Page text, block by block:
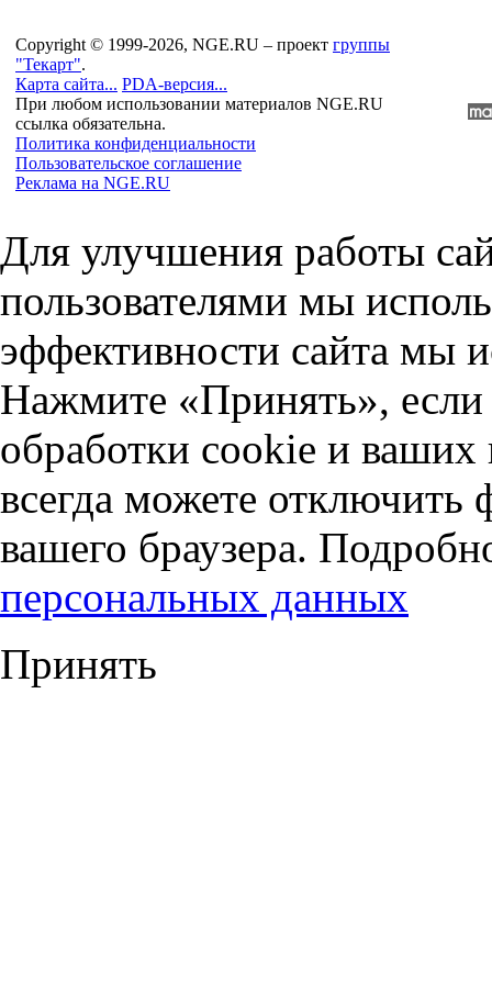
Copyright © 1999-2026, NGE.RU – проект группы
"Текарт".
Карта сайта... PDA-версия...
При любом использовании материалов NGE.RU
ссылка обязательна.
Политика конфиденциальности
Пользовательское соглашение
Реклама на NGE.RU
Для улучшения работы
пользователями мы
эффективности сайта мы
Нажмите «Принять», если
обработки cookie и
всегда можете отключить
вашего браузера.
персональных данных
Принять